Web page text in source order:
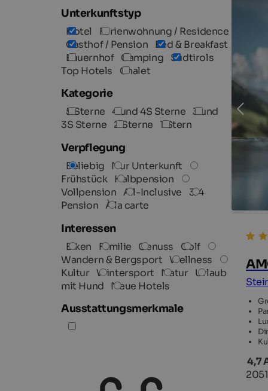
Unterkunftstyp
Hotel
Ferienwohnung / Residence
Gasthof / Pension
Bed & Breakfast
Bauernhof Camping
Südtirols
Top Hotels
Chalet
Kategorie
5 Sterne 4 und 4S Sterne
3 und
3S Sterne
2 Sterne 1 Stern
Verpflegung
Beliebig
Nur Unterkunft
Frühstück Halbpension
Vollpension All-Inclusive
3/4
Pension À la carte
Interessen
Biken Familie Genuss
Golf
Wandern & Bergsport Wellness
Kultur Wintersport Natur
Urlaub
mit Hund
Neue Hotels
Ausstattungsmerkmale
4,7